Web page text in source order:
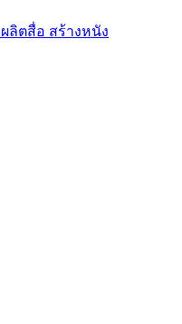
ผลิตสื่อ สร้างหนัง